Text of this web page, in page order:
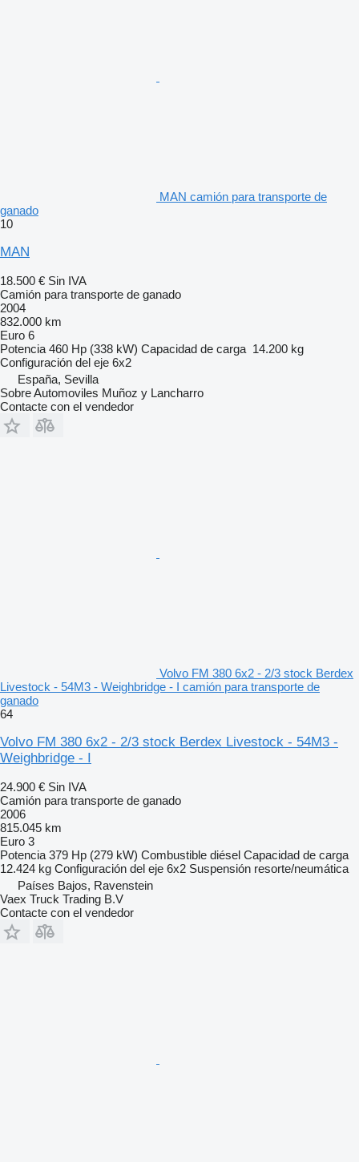
MAN camión para transporte de
ganado
10
MAN
18.500 € Sin IVA
Camión para transporte de ganado
2004
832.000 km
Euro 6
Potencia 460 Hp (338 kW) Capacidad de carga 14.200 kg
Configuración del eje 6x2
España, Sevilla
Sobre Automoviles Muñoz y Lancharro
Contacte con el vendedor
Volvo FM 380 6x2 - 2/3 stock Berdex
Livestock - 54M3 - Weighbridge - I camión para transporte de
ganado
64
Volvo FM 380 6x2 - 2/3 stock Berdex Livestock - 54M3 -
Weighbridge - I
24.900 € Sin IVA
Camión para transporte de ganado
2006
815.045 km
Euro 3
Potencia 379 Hp (279 kW) Combustible diésel Capacidad de carga
12.424 kg Configuración del eje 6x2 Suspensión resorte/neumática
Países Bajos, Ravenstein
Vaex Truck Trading B.V
Contacte con el vendedor